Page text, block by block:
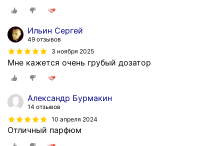
Ильин Сергей
49 отзывов
3 ноября 2025
Мне кажется очень грубый дозатор
Александр Бурмакин
14 отзывов
10 апреля 2024
Отличный парфюм